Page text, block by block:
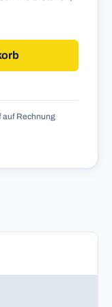
Wert
auf Rechnung